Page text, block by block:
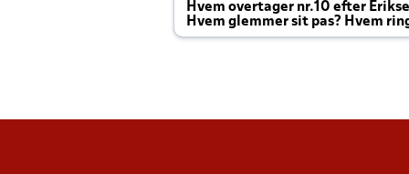
Hvem overtager nr.10 efter
Hvem glemmer sit pas? Hvem
Joachim altid til efter kampe?